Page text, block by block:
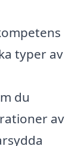
typer av
du
av